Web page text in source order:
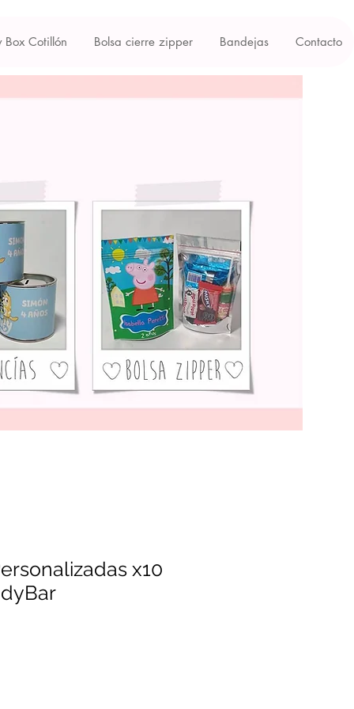
Box Cotillón Bolsa cierre zipper Bandejas Contacto
x10